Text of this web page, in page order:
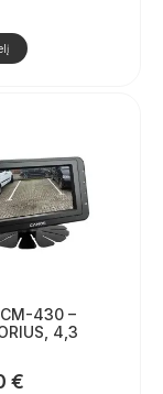
430 –
4,3
€